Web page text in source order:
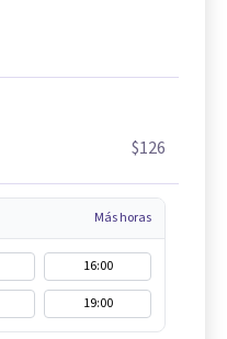
$126
Más horas
16:00
19:00